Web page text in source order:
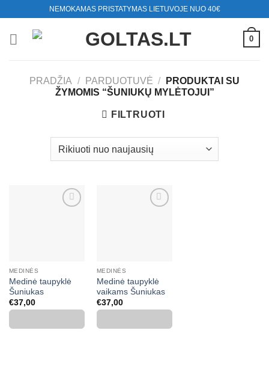
content
NEMOKAMAS PRISTATYMAS LIETUVOJE NUO 40€
0
PRADŽIA / PARDUOTUVĖ /
PRODUKTAI SU
ŽYMOMIS “ŠUNIUKŲ MYLĖTOJUI”
FILTRUOTI
MEDINĖS
Medinė taupyklė
Šuniukas
€37,00
MEDINĖS
Medinė taupyklė
vaikams Šuniukas
€37,00